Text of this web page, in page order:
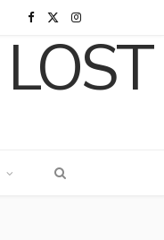
F
c
(
T
I
n
s